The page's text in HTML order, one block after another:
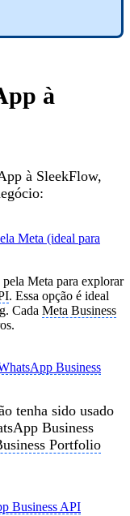
à
à SleekFlow,
Meta (ideal para
Meta para explorar
. Essa opção é ideal
Cada Meta Business
Business
tenha sido usado
Business
Portfolio
Business API